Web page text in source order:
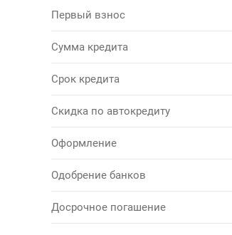
Первый взнос
Сумма кредита
Срок кредита
Скидка по автокредиту
Оформление
Одобрение банков
Досрочное погашение